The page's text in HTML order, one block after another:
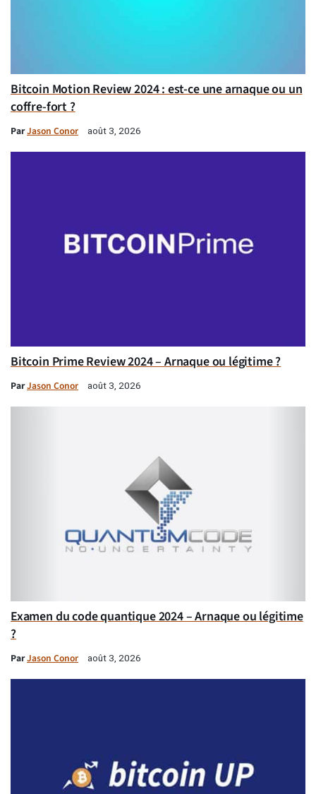
Bitcoin Motion Review 2024 : est-ce une arnaque ou un
coffre-fort ?
ParJason Conor août 3, 2026
Bitcoin Prime Review 2024 – Arnaque ou légitime ?
ParJason Conor août 3, 2026
Examen du code quantique 2024 – Arnaque ou légitime
?
ParJason Conor août 3, 2026